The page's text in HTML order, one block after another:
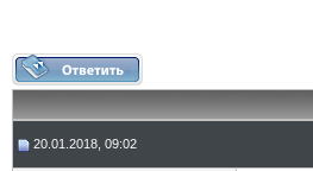
20.01.2018, 09:02